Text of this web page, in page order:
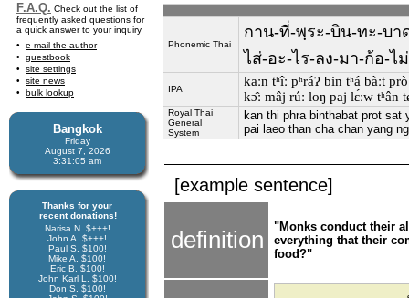
F.A.Q. Check out the list of
frequently asked questions for
a quick answer to your inquiry
e-mail the author
guestbook
site settings
site news
bulk lookup
Bangkok
Friday
August 7, 2026
3:31:06 am
Thanks for your
recent donations!
Narisa N. $+++!
John A. $+++!
Paul S. $100!
Mike A. $100!
Eric B. $100!
John Karl L. $100!
Don S. $100!
Phonemic Thai
กาน-ที่-พฺระ-บิน-ทะ-บา
ไส่-อะ-ไร-ลง-มา-ก้อ-ไ
IPA
kaːn tʰîː pʰráʔ bin tʰá bàːt
kɔ̂ː mâj rúː loŋ paj lɛ́ːw tʰân
Royal Thai
General
System
kan thi phra binthabat prot
pai laeo than cha chan yang
[example sentence]
definition
"Monks conduct their
everything that their
food?"